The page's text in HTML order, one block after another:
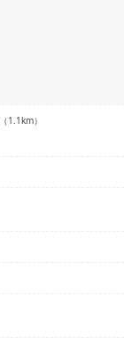
（1.1km）